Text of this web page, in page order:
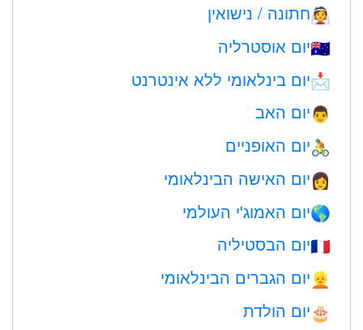
👰חתונה / נישואין
🇦🇺יום אוסטרליה
📩יום בינלאומי ללא אינטרנט
👨יום האב
🚴יום האופניים
👩יום האישה הבינלאומי
🌎יום האמוג'י העולמי
🇫🇷יום הבסטיליה
👱 יום הגברים הבינלאומי
🎂 יום הולדת